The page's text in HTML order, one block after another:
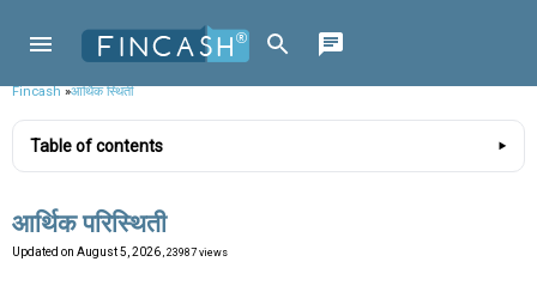
Fincash»आर्थिक स्थिती
Table of contents
आर्थिक परिस्थिती
Updated on August 5, 2026 , 23987 views